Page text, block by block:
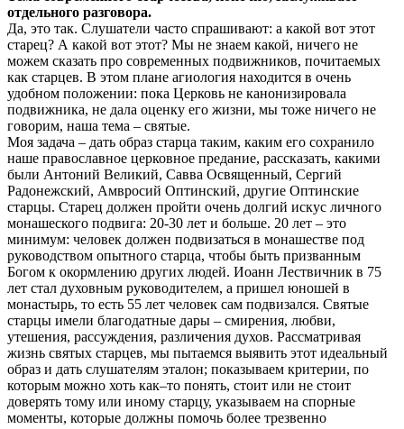
отдельного разговора.
Да, это так. Слушатели часто спрашивают: а какой вот этот
старец? А какой вот этот? Мы не знаем какой, ничего не
можем сказать про современных подвижников, почитаемых
как старцев. В этом плане агиология находится в очень
удобном положении: пока Церковь не канонизировала
подвижника, не дала оценку его жизни, мы тоже ничего не
говорим, наша тема – святые.
Моя задача – дать образ старца таким, каким его сохранило
наше православное церковное предание, рассказать, какими
были Антоний Великий, Савва Освященный, Сергий
Радонежский, Амвросий Оптинский, другие Оптинские
старцы. Старец должен пройти очень долгий искус личного
монашеского подвига: 20-30 лет и больше. 20 лет – это
минимум: человек должен подвизаться в монашестве под
руководством опытного старца, чтобы быть призванным
Богом к окормлению других людей. Иоанн Лествичник в 75
лет стал духовным руководителем, а пришел юношей в
монастырь, то есть 55 лет человек сам подвизался. Святые
старцы имели благодатные дары – смирения, любви,
утешения, рассуждения, различения духов. Рассматривая
жизнь святых старцев, мы пытаемся выявить этот идеальный
образ и дать слушателям эталон; показываем критерии, по
которым можно хоть как–то понять, стоит или не стоит
доверять тому или иному старцу, указываем на спорные
моменты, которые должны помочь более трезвенно